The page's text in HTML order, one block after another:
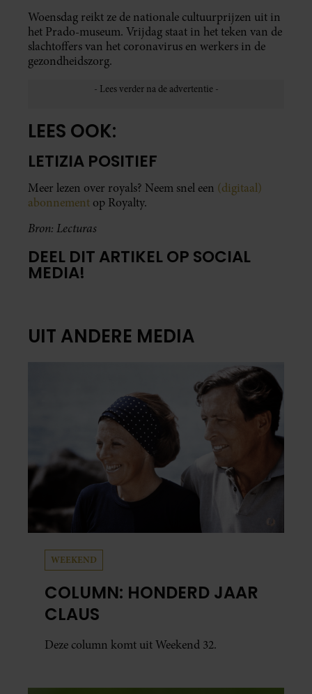
Woensdag reikt ze de nationale cultuurprijzen uit in
het Prado-museum. Vrijdag staat in het teken van de
slachtoffers van het coronavirus en werkers in de
gezondheidszorg.
LEES OOK:
LETIZIA POSITIEF
Meer lezen over royals? Neem snel een (digitaal)
abonnement op Royalty.
Bron: Lecturas
DEEL DIT ARTIKEL OP SOCIAL
MEDIA!
UIT ANDERE MEDIA
WEEKEND
COLUMN: HONDERD JAAR
CLAUS
Deze column komt uit Weekend 32.